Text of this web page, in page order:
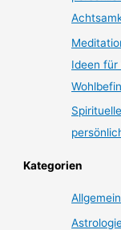
Ideen für
Kategorien
Allgemein